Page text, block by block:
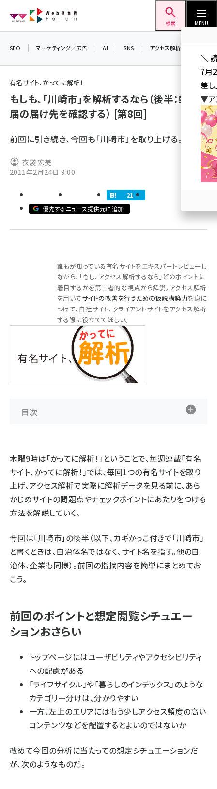
ン
検索 MENU
seo (3516)
youtube (2420)
note (2308)
z世代 (1617)
SEO マーケティング／広告 AI SNS アクセス解析／データ分析
有名サイト、かってに解析！
もしも、「川崎市」を解析するなら（後半：転入
届の届け先を確認する） [第8回]
前回に引き続き、今回も「川崎市」を取り上げる。
衣袋 宏美
2011年2月24日 9:00
21
優先するニュース提供元に追加
誰もが知っている有名サイトをエキスパートレビューし
ながら、「もし、アクセス解析するなら」どのポイントに
着目するかを第三者的な視点から解説。アクセス解析
を用いてサイトの改善を行うための仮説構築力を身に
つけて、自社サイト、クライアントサイトをアクセス解析
する際に役立ててほしい。
目次
木曜9時は「かってに解析！」ということで、毎週連載「有名
サイト、かってに解析！」では、毎回1つの有名サイトを取り
上げ、アクセス解析で実際に解析データを見る前に、あら
かじめサイトの問題点やチェックポイントにあたりをつける
方法を解説していく。
今回は「川崎市」の後半（以下、カギかっこ付きで「川崎市」
と書くときは、自治体名ではなく、サイト名を指す。他の自
治体、企業も同様）。前回の指摘内容を簡単にまとめてお
こう。
前回のポイントと想定閲覧シチュエー
ションおさらい
トップページにはユーザビリティやアクセシビリティ
への配慮がある
「ライフサイクル」や「暮らしのインデックス」のような
カテゴリー分けは、分かりやすい
一方、左上のエリアにはもう少しアクセス頻度の高い
コンテンツなどを配置するとよいのではないか
改めて今回の分析に当たっての想定シチュエーションだ
が、次のようなものだ。
＼
7月
差し
▼ア